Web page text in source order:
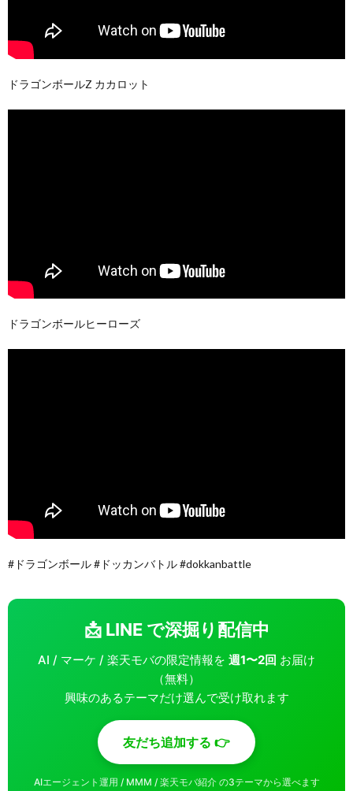
ドラゴンボールZ カカロット
ドラゴンボールヒーローズ
#ドラゴンボール #ドッカンバトル #dokkanbattle
📩 LINE で深掘り配信中
AI / マーケ / 楽天モバの限定情報を 週1〜2回 お届け
（無料）
興味のあるテーマだけ選んで受け取れます
友だち追加する 👉
AIエージェント運用 / MMM / 楽天モバ紹介 の3テーマから選べます